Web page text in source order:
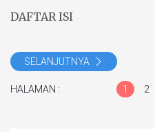
DAFTAR ISI
SELANJUTNYA
HALAMAN : 1 2